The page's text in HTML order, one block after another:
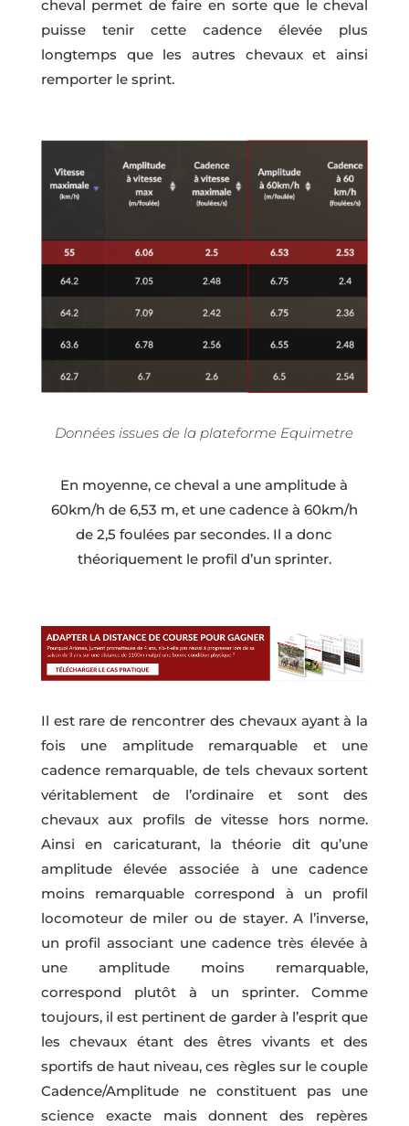
cheval permet de faire en sorte que le cheval
puisse tenir cette cadence élevée plus
longtemps que les autres chevaux et ainsi
remporter le sprint.
Données issues de la plateforme Equimetre
En moyenne, ce cheval a une amplitude à
60km/h de 6,53 m, et une cadence à 60km/h
de 2,5 foulées par secondes. Il a donc
théoriquement le profil d’un sprinter.
Il est rare de rencontrer des chevaux ayant à la
fois une amplitude remarquable et une
cadence remarquable, de tels chevaux sortent
véritablement de l’ordinaire et sont des
chevaux aux profils de vitesse hors norme.
Ainsi en caricaturant, la théorie dit qu’une
amplitude élevée associée à une cadence
moins remarquable correspond à un profil
locomoteur de miler ou de stayer. A l’inverse,
un profil associant une cadence très élevée à
une amplitude moins remarquable,
correspond plutôt à un sprinter. Comme
toujours, il est pertinent de garder à l’esprit que
les chevaux étant des êtres vivants et des
sportifs de haut niveau, ces règles sur le couple
Cadence/Amplitude ne constituent pas une
science exacte mais donnent des repères